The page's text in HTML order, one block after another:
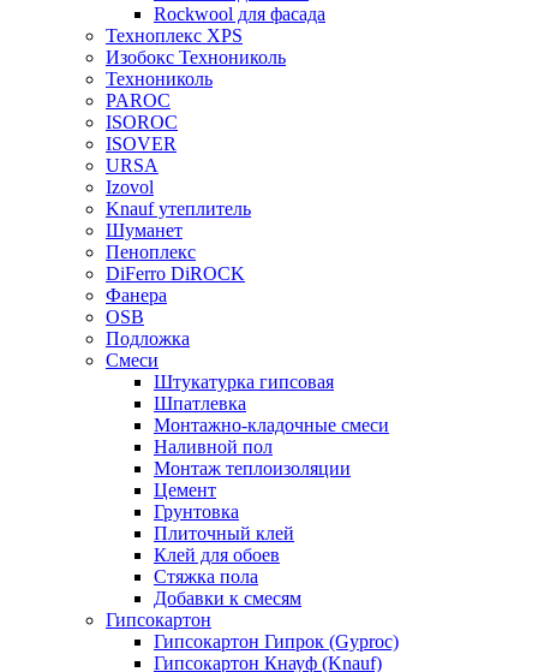
Rockwool для фасада
Техноплекс XPS
Изобокс Технониколь
Технониколь
PAROC
ISOROC
ISOVER
URSA
Izovol
Knauf утеплитель
Шуманет
Пеноплекс
DiFerro DiROCK
Фанера
OSB
Подложка
Смеси
Штукатурка гипсовая
Шпатлевка
Монтажно-кладочные смеси
Наливной пол
Монтаж теплоизоляции
Цемент
Грунтовка
Плиточный клей
Клей для обоев
Стяжка пола
Добавки к смесям
Гипсокартон
Гипсокартон Гипрок (Gyproc)
Гипсокартон Кнауф (Knauf)